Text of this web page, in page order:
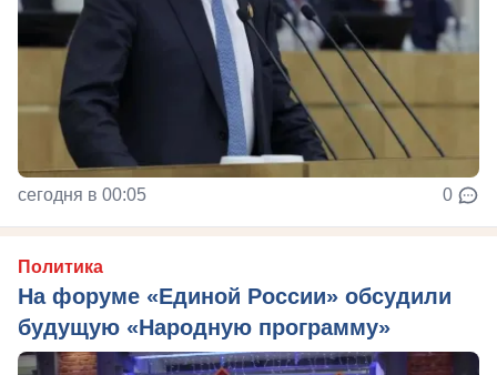
сегодня в 00:05 0
Политика
На форуме «Единой России» обсудили
будущую «Народную программу»